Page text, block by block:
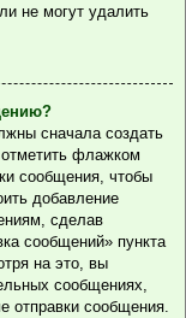
не могут удалить
сначала создать
флажком
сообщения, чтобы
добавление
сделав
сообщений» пункта
на это, вы
сообщениях,
отправки сообщения.